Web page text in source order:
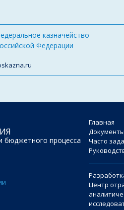
казначейство
Федерации
бюджетного процесса
Главная
Часто
Центр